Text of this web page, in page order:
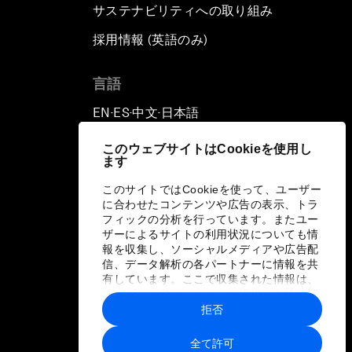
このウェブサイトはCookieを使用し
ます
このサイトではCookieを使って、ユーザー
に合わせたコンテンツや広告の表示、トラ
フィックの分析を行っています。またユー
ザーによるサイトの利用状況についても情
報を収集し、ソーシャルメディアや広告配
信、データ解析の各パートナーに情報を共
有しています。ここで収集された情報は、
ユーザーが各パートナーに提供した他の情
報や各パートナーのサービスを使用した際
に収集された情報と組み合わされ、各パー
トナーによって使用されることがありま
全て許可
拒否
サステナビリティへの取り組み
採用情報 (英語のみ)
言語
EN ▪ ES▪中文▪ 日本語